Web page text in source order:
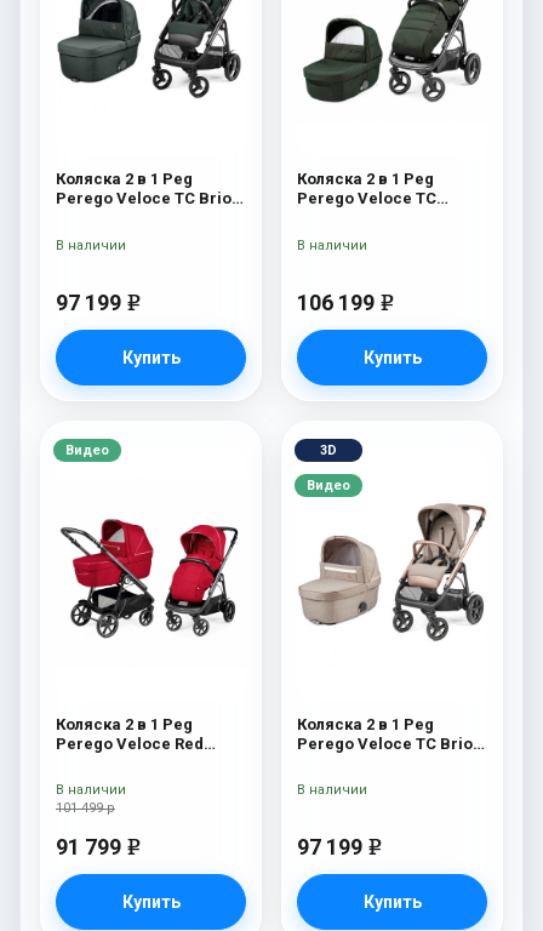
Коляска 2 в 1 Peg
Perego Veloce TC Brio
97 199 e
Купить
В наличии
Коляска 2 в 1 Peg
Perego Veloce TC
106 199 e
Купить
В наличии
Видео
Коляска 2 в 1 Peg
Perego Veloce Red
101 499 р
91 799 e
Купить
В наличии
3D
Видео
Коляска 2 в 1 Peg
Perego Veloce TC Brio
97 199 e
Купить
В наличии